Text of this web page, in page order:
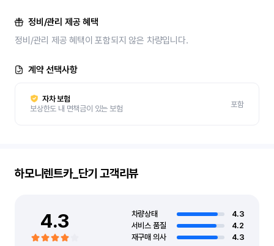
정비/관리 제공 혜택
정비/관리 제공 혜택이 포함되지 않은 차량입니다.
계약 선택사항
자차 보험
보상한도 내 면책금이 있는 보험
포함
하모니렌트카_단기 고객리뷰
4.3 차량상태
4.3
서비스 품질
4.2
재구매 의사
4.3